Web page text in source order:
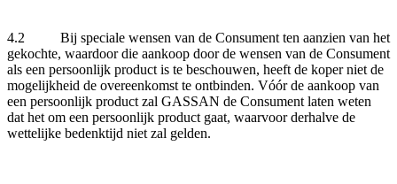
4.2 Bij speciale wensen van de Consument ten aanzien van het
gekochte, waardoor die aankoop door de wensen van de Consument
als een persoonlijk product is te beschouwen, heeft de koper niet de
mogelijkheid de overeenkomst te ontbinden. Vóór de aankoop van
een persoonlijk product zal GASSAN de Consument laten weten
dat het om een persoonlijk product gaat, waarvoor derhalve de
wettelijke bedenktijd niet zal gelden.